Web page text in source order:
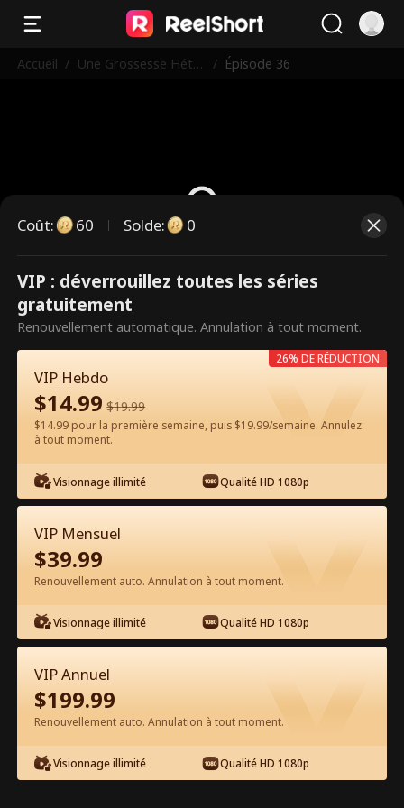
Accueil / Une Grossesse Hétér
/ Épisode 36
Ce sont des épisodes payants.
Débloquez pour regarder.
Regarder gratuitement sur l'App
Épisode 36 - Une Grossesse
Hétéroclite Film complet
0-49 50-64 Tous les épisodes
Coût: 60 Solde: 0
VIP : déverrouillez toutes les séries
gratuitement
Renouvellement automatique. Annulation à tout moment.
VIP Hebdo
$14.99 $19.99
$14.99 pour la première semaine, puis $19.99/semaine. Annulez
à tout moment.
Visionnage illimité Qualité HD 1080p
26% DE RÉDUCTION
VIP Mensuel
$39.99
Renouvellement auto. Annulation à tout moment.
Visionnage illimité Qualité HD 1080p
VIP Annuel
$199.99
Renouvellement auto. Annulation à tout moment.
Visionnage illimité Qualité HD 1080p